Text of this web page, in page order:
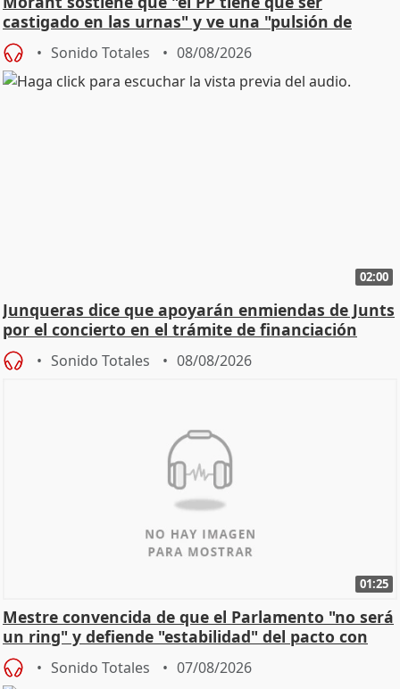
castigado en las urnas" y ve una "pulsión de
cambio"
Sonido Totales 08/08/2026
02:00
Junqueras dice que apoyarán enmiendas de Junts
por el concierto en el trámite de financiación
Sonido Totales 08/08/2026
01:25
Mestre convencida de que el Parlamento "no será
un ring" y defiende "estabilidad" del pacto con
Vox
Sonido Totales 07/08/2026